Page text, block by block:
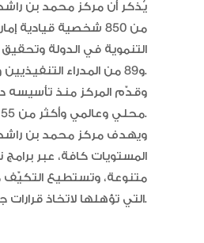
من 850 شخصية
و89 من المدراء التنفيذيين والنواب.
محلي وعالمي وأكثر من 55 جامعة عالمية وشركة استشارية قيادية.
ويهدف مركز محمد بن راشد
المستويات كافة، عبر
متنوعة، وتستطيع التكيّف
التي تؤهلها لاتخاذ قرارات جوهرية وابتكار الحلول لتحديات المستقبل.